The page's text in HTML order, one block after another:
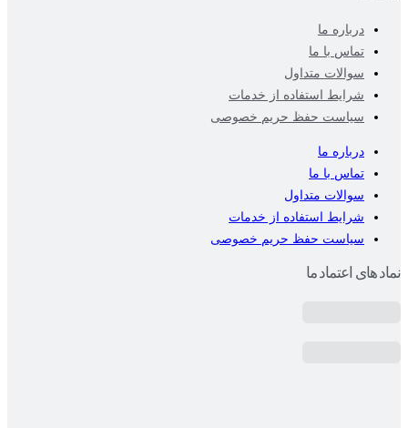
درباره ما
تماس با ما
سوالات متداول
شرایط استفاده از خدمات
سیاست حفظ حریم خصوصی
درباره ما
تماس با ما
سوالات متداول
شرایط استفاده از خدمات
سیاست حفظ حریم خصوصی
نماد های اعتماد ما